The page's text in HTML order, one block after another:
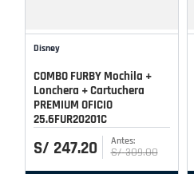
Disney
COMBO FURBY Mochila +
Lonchera + Cartuchera
PREMIUM OFICIO
25.6FUR20201C
S/ 247.20 S/ 309.00